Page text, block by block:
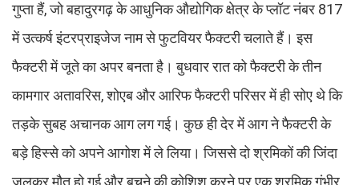
गुप्ता हैं, जाे बहादुरगढ़ के आधुनिक औद्योगिक क्षेत्र के प्लॉट नंबर 817
में उत्कर्ष इंटरप्राइजेज नाम से फुटवियर फैक्टरी चलाते हैं। इस
फैक्टरी में जूते का अपर बनता है। बुधवार रात को फैक्टरी के तीन
कामगार अतावरिस, शोएब और आरिफ फैक्टरी परिसर में ही सोए थे कि
तड़के सुबह अचानक आग लग गई। कुछ ही देर में आग ने फैक्टरी के
बड़े हिस्से को अपने आगोश में ले लिया। जिससे दो श्रमिकों की जिंदा
जलकर मौत हो गई और बचने की कोशिश करने पर एक श्रमिक गंभीर